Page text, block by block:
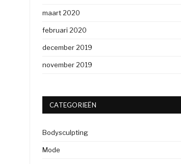
maart 2020
februari 2020
december 2019
november 2019
CATEGORIEËN
Bodysculpting
Mode